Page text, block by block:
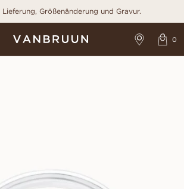
Größenänderung und Gravur.